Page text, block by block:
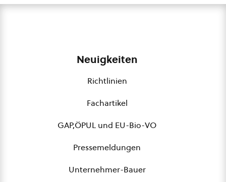
Neuigkeiten
Richtlinien
Fachartikel
GAP,ÖPUL und EU-Bio-VO
Pressemeldungen
Unternehmer-Bauer